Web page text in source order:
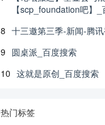
【scp_foundation吧】
8 十三邀第三季-新闻-腾
9 圆桌派_百度搜索
10 这就是原创_百度搜索
热门标签